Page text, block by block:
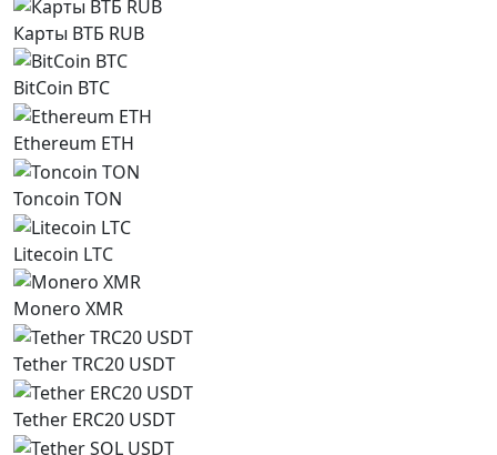
Карты ВТБ RUB
BitCoin BTC
Ethereum ETH
Toncoin TON
Litecoin LTC
Monero XMR
Tether TRC20 USDT
Tether ERC20 USDT